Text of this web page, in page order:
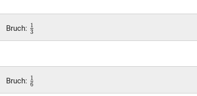
Bruch: \frac{1}
3
1
Bruch: \frac{1}
6
1